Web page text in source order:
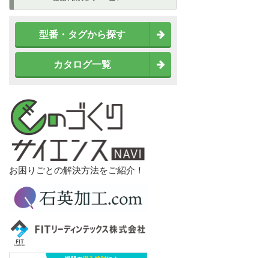
型番・タグから探す
カタログ一覧
お困りごとの解決方法をご紹介！